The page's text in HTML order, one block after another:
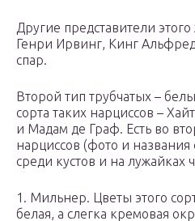
Другие представители
Генри Ирвинг, Кинг
спар.
Второй тип трубчатых –
сорта таких нарциссов –
и Мадам де Граф. Есть во
нарциссов (фото и
среди кустов и на лужайках
1. Мильнер. Цветы этого
белая, а слегка кремовая